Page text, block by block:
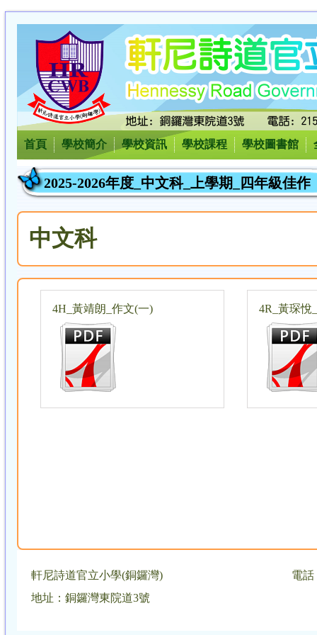
首頁 學校簡介 學校資訊 學校課程 學校圖書館
2025-2026年度_中文科_上學期_四年級佳作
中文科
4H_黃靖朗_作文(一) 4R_黃琛悅
軒尼詩道官立小學(銅鑼灣)
電話
地址：銅鑼灣東院道3號